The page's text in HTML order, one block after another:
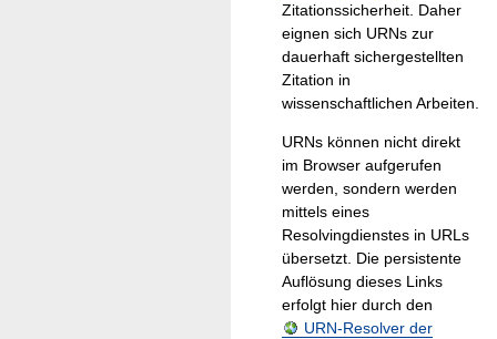
Zitationssicherheit. Daher
eignen sich URNs zur
dauerhaft sichergestellten
Zitation in
wissenschaftlichen Arbeiten.
URNs können nicht direkt
im Browser aufgerufen
werden, sondern werden
mittels eines
Resolvingdienstes in URLs
übersetzt. Die persistente
Auflösung dieses Links
erfolgt hier durch den
URN-Resolver der